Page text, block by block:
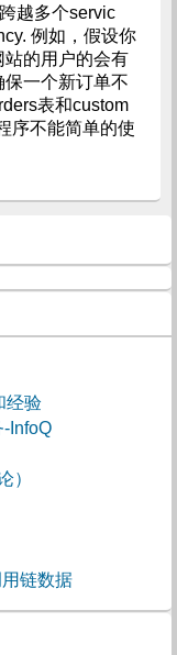
越多个servic
例如，假设你
站的用户的会有
一个新订单不
表和custom
序不能简单的使
经验
InfoQ
）
链数据